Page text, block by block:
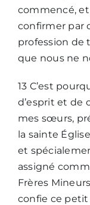
commencé, et
confirmer par
profession de
que nous ne
13 C’est
d’esprit et de
mes sœurs,
la sainte
et
assigné
Frères
confie ce